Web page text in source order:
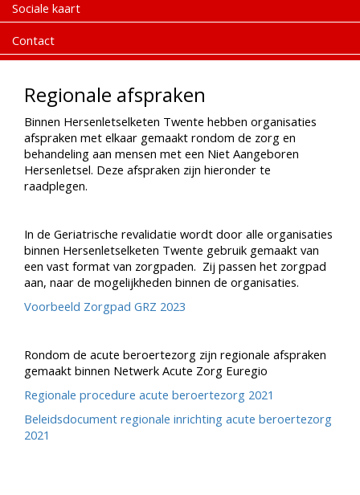
Sociale kaart
Contact
Regionale afspraken
Binnen Hersenletselketen Twente hebben organisaties
afspraken met elkaar gemaakt rondom de zorg en
behandeling aan mensen met een Niet Aangeboren
Hersenletsel. Deze afspraken zijn hieronder te
raadplegen.
In de Geriatrische revalidatie wordt door alle organisaties
binnen Hersenletselketen Twente gebruik gemaakt van
een vast format van zorgpaden. Zij passen het zorgpad
aan, naar de mogelijkheden binnen de organisaties.
Voorbeeld Zorgpad GRZ 2023
Rondom de acute beroertezorg zijn regionale afspraken
gemaakt binnen Netwerk Acute Zorg Euregio
Regionale procedure acute beroertezorg 2021
Beleidsdocument regionale inrichting acute beroertezorg
2021